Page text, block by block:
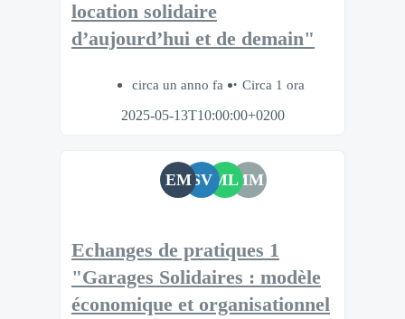
location solidaire
d’aujourd’hui et de demain"
circa un anno fa
Circa 1 ora
2025-05-13T10:00:00+0200
EMSVMLMM
Echanges de pratiques 1
"Garages Solidaires : modèle
économique et organisationnel